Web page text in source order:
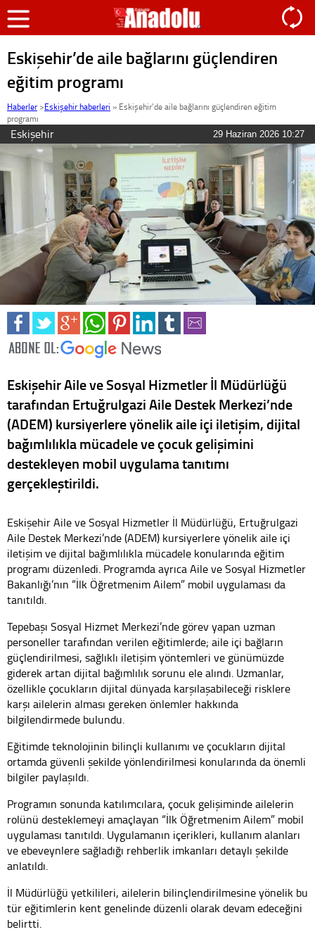
Eskişehir’de aile bağlarını güçlendiren
eğitim programı
Haberler >Eskişehir haberleri » Eskişehir’de aile bağlarını güçlendiren eğitim
programı
Eskişehir 29 Haziran 2026 10:27
Eskişehir Aile ve Sosyal Hizmetler İl Müdürlüğü
tarafından Ertuğrulgazi Aile Destek Merkezi’nde
(ADEM) kursiyerlere yönelik aile içi iletişim, dijital
bağımlılıkla mücadele ve çocuk gelişimini
destekleyen mobil uygulama tanıtımı
gerçekleştirildi.
Eskişehir Aile ve Sosyal Hizmetler İl Müdürlüğü, Ertuğrulgazi
Aile Destek Merkezi’nde (ADEM) kursiyerlere yönelik aile içi
iletişim ve dijital bağımlılıkla mücadele konularında eğitim
programı düzenledi. Programda ayrıca Aile ve Sosyal Hizmetler
Bakanlığı’nın “İlk Öğretmenim Ailem” mobil uygulaması da
tanıtıldı.
Tepebaşı Sosyal Hizmet Merkezi’nde görev yapan uzman
personeller tarafından verilen eğitimlerde; aile içi bağların
güçlendirilmesi, sağlıklı iletişim yöntemleri ve günümüzde
giderek artan dijital bağımlılık sorunu ele alındı. Uzmanlar,
özellikle çocukların dijital dünyada karşılaşabileceği risklere
karşı ailelerin alması gereken önlemler hakkında
bilgilendirmede bulundu.
Eğitimde teknolojinin bilinçli kullanımı ve çocukların dijital
ortamda güvenli şekilde yönlendirilmesi konularında da önemli
bilgiler paylaşıldı.
Programın sonunda katılımcılara, çocuk gelişiminde ailelerin
rolünü desteklemeyi amaçlayan “İlk Öğretmenim Ailem” mobil
uygulaması tanıtıldı. Uygulamanın içerikleri, kullanım alanları
ve ebeveynlere sağladığı rehberlik imkanları detaylı şekilde
anlatıldı.
İl Müdürlüğü yetkilileri, ailelerin bilinçlendirilmesine yönelik bu
tür eğitimlerin kent genelinde düzenli olarak devam edeceğini
belirtti.